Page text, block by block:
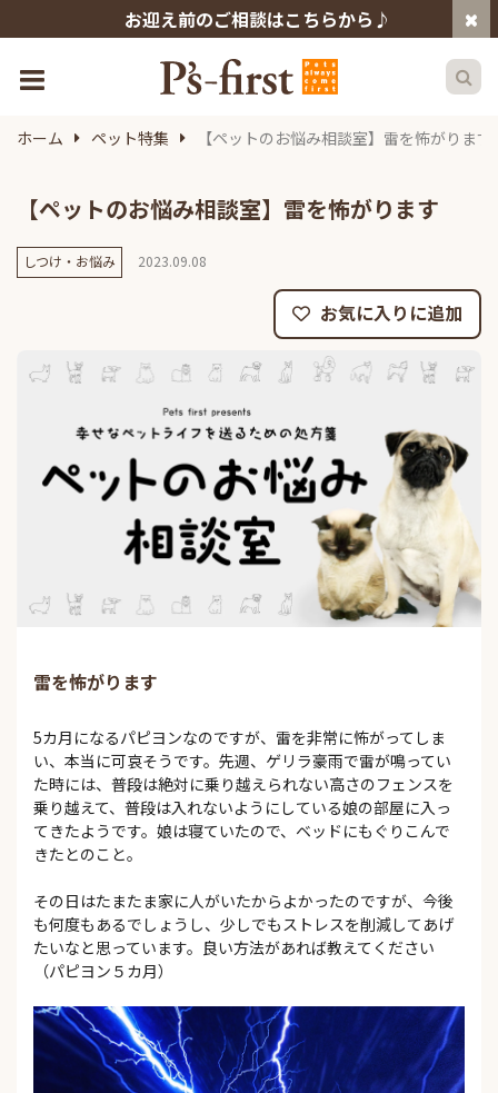
お迎え前のご相談はこちらから♪
ホーム ペット特集 【ペットのお悩み相談室】雷を怖がります
【ペットのお悩み相談室】雷を怖がります
しつけ・お悩み 2023.09.08
お気に入りに追加
雷を怖がります
5カ月になるパピヨンなのですが、雷を非常に怖がってしま
い、本当に可哀そうです。先週、ゲリラ豪雨で雷が鳴ってい
た時には、普段は絶対に乗り越えられない高さのフェンスを
乗り越えて、普段は入れないようにしている娘の部屋に入っ
てきたようです。娘は寝ていたので、ベッドにもぐりこんで
きたとのこと。
その日はたまたま家に人がいたからよかったのですが、今後
も何度もあるでしょうし、少しでもストレスを削減してあげ
たいなと思っています。良い方法があれば教えてください
（パピヨン５カ月）